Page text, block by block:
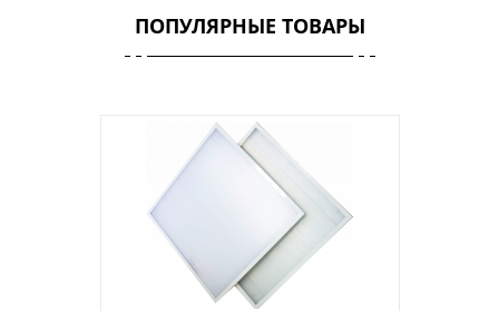
ПОПУЛЯРНЫЕ ТОВАРЫ